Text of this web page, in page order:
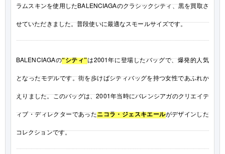
ラムスキンを使用したBALENCIAGAのクラシックシティ、黒を買取さ
せていただきました。普段使いに最適なスモールサイズです。
BALENCIAGAの“シティ”は2001年に登場したバッグで、爆発的人気
となったモデルです。街を歩けばシティバッグを持つ女性であふれか
えりました。このバッグは、2001年当時にバレンシアガのクリエイテ
ィブ・ディレクターであったニコラ・ジェスキエールがデザインした
コレクションです。